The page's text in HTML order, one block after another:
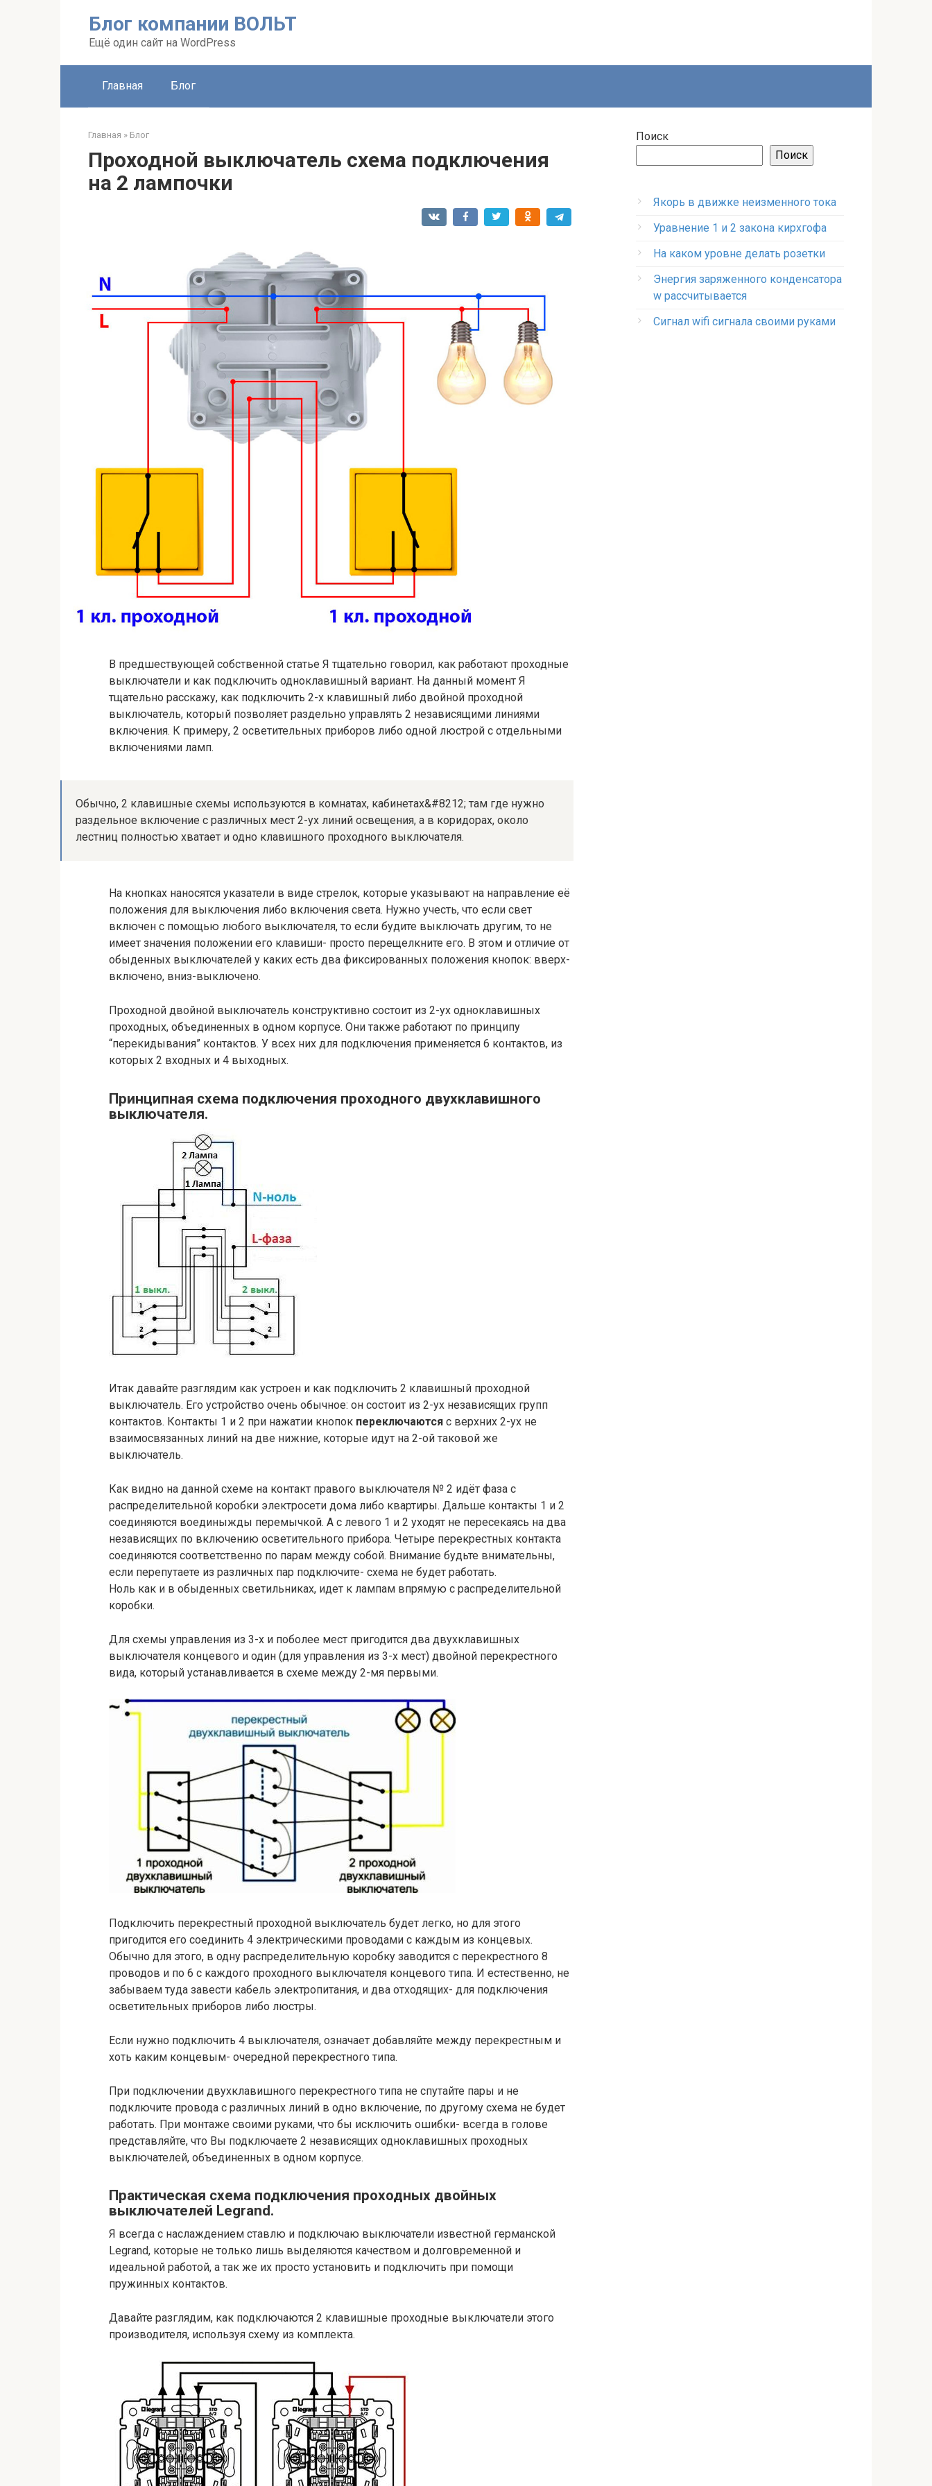
Блог компании ВОЛЬТ
Ещё один сайт на WordPress
Главная Блог
Главная » Блог
Проходной выключатель схема подключения
на 2 лампочки
В предшествующей собственной статье Я тщательно говорил, как работают проходные
выключатели и как подключить одноклавишный вариант. На данный момент Я
тщательно расскажу, как подключить 2-х клавишный либо двойной проходной
выключатель, который позволяет раздельно управлять 2 независящими линиями
включения. К примеру, 2 осветительных приборов либо одной люстрой с отдельными
включениями ламп.
Обычно, 2 клавишные схемы используются в комнатах, кабинетах&#8212; там где нужно
раздельное включение с различных мест 2-ух линий освещения, а в коридорах, около
лестниц полностью хватает и одно клавишного проходного выключателя.
На кнопках наносятся указатели в виде стрелок, которые указывают на направление её
положения для выключения либо включения света. Нужно учесть, что если свет
включен с помощью любого выключателя, то если будите выключать другим, то не
имеет значения положении его клавиши- просто перещелкните его. В этом и отличие от
обыденных выключателей у каких есть два фиксированных положения кнопок: вверх-
включено, вниз-выключено.
Проходной двойной выключатель конструктивно состоит из 2-ух одноклавишных
проходных, объединенных в одном корпусе. Они также работают по принципу
“перекидывания” контактов. У всех них для подключения применяется 6 контактов, из
которых 2 входных и 4 выходных.
Принципная схема подключения проходного двухклавишного
выключателя.
Итак давайте разглядим как устроен и как подключить 2 клавишный проходной
выключатель. Его устройство очень обычное: он состоит из 2-ух независящих групп
контактов. Контакты 1 и 2 при нажатии кнопок переключаются с верхних 2-ух не
взаимосвязанных линий на две нижние, которые идут на 2-ой таковой же
выключатель.
Как видно на данной схеме на контакт правого выключателя № 2 идёт фаза с
распределительной коробки электросети дома либо квартиры. Дальше контакты 1 и 2
соединяются воединыжды перемычкой. А с левого 1 и 2 уходят не пересекаясь на два
независящих по включению осветительного прибора. Четыре перекрестных контакта
соединяются соответственно по парам между собой. Внимание будьте внимательны,
если перепутаете из различных пар подключите- схема не будет работать.
Ноль как и в обыденных светильниках, идет к лампам впрямую с распределительной
коробки.
Для схемы управления из 3-х и поболее мест пригодится два двухклавишных
выключателя концевого и один (для управления из 3-х мест) двойной перекрестного
вида, который устанавливается в схеме между 2-мя первыми.
Подключить перекрестный проходной выключатель будет легко, но для этого
пригодится его соединить 4 электрическими проводами с каждым из концевых.
Обычно для этого, в одну распределительную коробку заводится с перекрестного 8
проводов и по 6 с каждого проходного выключателя концевого типа. И естественно, не
забываем туда завести кабель электропитания, и два отходящих- для подключения
осветительных приборов либо люстры.
Если нужно подключить 4 выключателя, означает добавляйте между перекрестным и
хоть каким концевым- очередной перекрестного типа.
При подключении двухклавишного перекрестного типа не спутайте пары и не
подключите провода с различных линий в одно включение, по другому схема не будет
работать. При монтаже своими руками, что бы исключить ошибки- всегда в голове
представляйте, что Вы подключаете 2 независящих одноклавишных проходных
выключателей, объединенных в одном корпусе.
Практическая схема подключения проходных двойных
выключателей Legrand.
Я всегда с наслаждением ставлю и подключаю выключатели известной германской
Legrand, которые не только лишь выделяются качеством и долговременной и
идеальной работой, а так же их просто установить и подключить при помощи
пружинных контактов.
Давайте разглядим, как подключаются 2 клавишные проходные выключатели этого
производителя, используя схему из комплекта.
Поиск
Поиск
Якорь в движке неизменного тока
Уравнение 1 и 2 закона кирхгофа
На каком уровне делать розетки
Энергия заряженного конденсатора
w рассчитывается
Сигнал wifi сигнала своими руками